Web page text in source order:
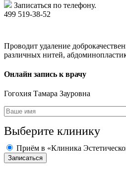
Записаться по телефону.
499 519-38-52
Проводит удаление
различных нитей,
Онлайн запись к врачу
Гогохия Тамара Зауровна
Выберите клинику
Приём в «Клиника